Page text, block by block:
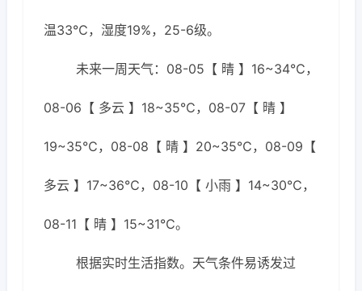
温33℃，湿度19%，25-6级。
未来一周天气：08-05【 晴 】16~34℃，
08-06【 多云 】18~35℃，08-07【 晴 】
19~35℃，08-08【 晴 】20~35℃，08-09【
多云 】17~36℃，08-10【 小雨 】14~30℃，
08-11【 晴 】15~31℃。
根据实时生活指数。天气条件易诱发过